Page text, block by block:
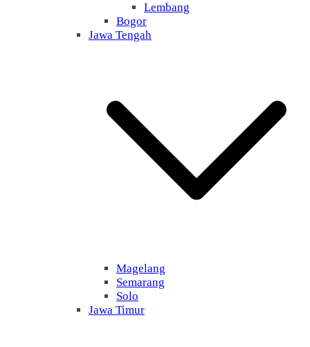
Lembang
Bogor
Jawa Tengah
Magelang
Semarang
Solo
Jawa Timur